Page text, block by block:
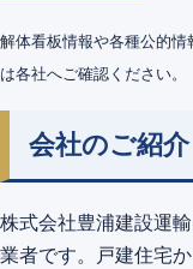
解体看板情報や各種公的
は各社へご確認ください。
会社のご紹介
株式会社豊浦建設運
業者です。戸建住宅